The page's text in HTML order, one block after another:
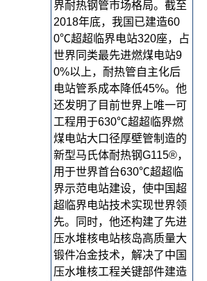
界耐热钢管市场格局。截至
2018年底，我国已建造60
0℃超超临界电站320座，占
世界同类最先进燃煤电站9
0%以上，耐热管自主化后
电站管系成本降低45%。他
还发明了目前世界上唯一可
工程用于630℃超超临界燃
煤电站大口径厚壁管制造的
新型马氏体耐热钢G115®，
用于世界首台630℃超超临
界示范电站建设，使中国超
超临界电站技术实现世界领
先。同时，他还构建了先进
压水堆核电站核岛高质量大
锻件冶金技术，解决了中国
压水堆核工程关键部件建造